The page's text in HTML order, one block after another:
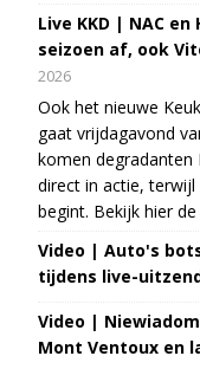
Live KKD | NAC
seizoen af, ook
2026
Ook het nieuwe
gaat vrijdagavond
komen degradanten
direct in actie,
begint. Bekijk hier
Video | Auto's
tijdens live-
Video |
Mont Ventoux en